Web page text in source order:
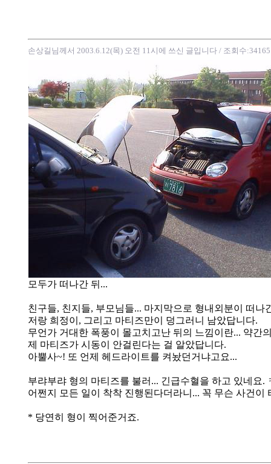
손상길님께서 2003.6.12(목) 오전 11시에 쓰신 글입니다 / 조회수:34165
모두가 떠나간 뒤...
친구들, 친지들, 부모님들... 마지막으로 형내외분이 떠나
저랑 희정이, 그리고 마티즈만이 덩그러니 남았답니다.
무언가 거대한 폭풍이 몰고치고난 뒤의 느낌이란... 약간
제 마티즈가 시동이 안걸린다는 걸 알았답니다.
아뿔사~! 또 언제 헤드라이트를 켜놨던거냐고요...
부랴부랴 형의 마티즈를 불러... 긴급수혈을 하고 있네요.
어쩐지 모든 일이 착착 진행된다더라니... 꼭 무슨 사건이
* 당연히 형이 찍어준거죠.